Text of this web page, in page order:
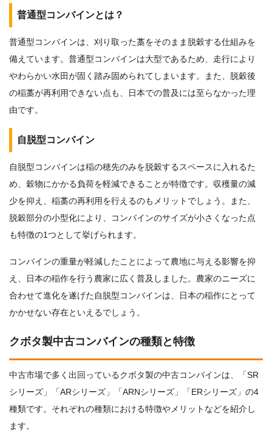
普通型コンバインとは？
普通型コンバインは、刈り取った藁をそのまま脱穀する仕組みを
備えています。普通型コンバインは大型であるため、走行により
やわらかい水田が固く踏み固められてしまいます。また、脱穀後
の稲藁が再利用できない点も、日本での普及には至らなかった理
由です。
自脱型コンバイン
自脱型コンバインは稲の穂先のみを脱穀するスペースに入れるた
め、穀物にかかる負荷を軽減できることが特徴です。収穫量の減
少を抑え、稲藁の再利用を行えるのもメリットでしょう。また、
脱穀部分の小型化により、コンバインのサイズが小さくなった点
も特徴の1つとして挙げられます。
コンバインの重量が軽減したことによって農地に与える影響を抑
え、日本の稲作を行う農家に広く普及しました。農家のニーズに
合わせて進化を遂げた自脱型コンバインは、日本の稲作にとって
かかせない存在といえるでしょう。
クボタ製中古コンバインの種類と特徴
中古市場で多く出回っているクボタ製の中古コンバインは、「SR
シリーズ」「ARシリーズ」「ARNシリーズ」「ERシリーズ」の4
種類です。それぞれの種類における特徴やメリットなどを紹介し
ます。